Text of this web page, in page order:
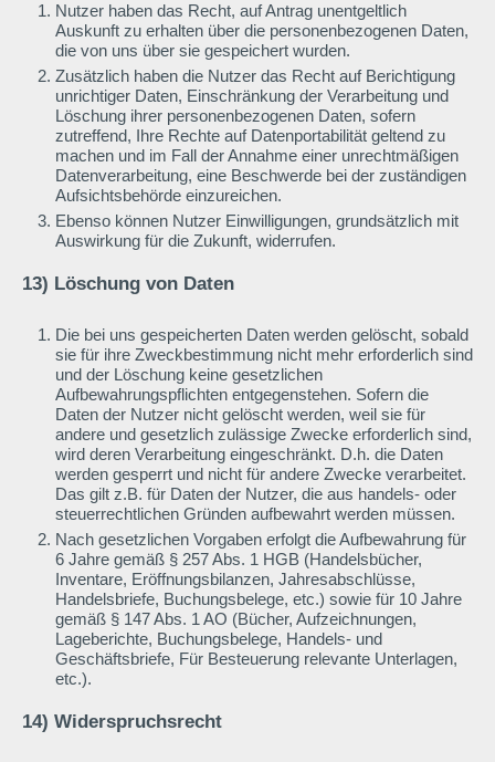
Nutzer haben das Recht, auf Antrag unentgeltlich
Auskunft zu erhalten über die personenbezogenen Daten,
die von uns über sie gespeichert wurden.
Zusätzlich haben die Nutzer das Recht auf Berichtigung
unrichtiger Daten, Einschränkung der Verarbeitung und
Löschung ihrer personenbezogenen Daten, sofern
zutreffend, Ihre Rechte auf Datenportabilität geltend zu
machen und im Fall der Annahme einer unrechtmäßigen
Datenverarbeitung, eine Beschwerde bei der zuständigen
Aufsichtsbehörde einzureichen.
Ebenso können Nutzer Einwilligungen, grundsätzlich mit
Auswirkung für die Zukunft, widerrufen.
13) Löschung von Daten
Die bei uns gespeicherten Daten werden gelöscht, sobald
sie für ihre Zweckbestimmung nicht mehr erforderlich sind
und der Löschung keine gesetzlichen
Aufbewahrungspflichten entgegenstehen. Sofern die
Daten der Nutzer nicht gelöscht werden, weil sie für
andere und gesetzlich zulässige Zwecke erforderlich sind,
wird deren Verarbeitung eingeschränkt. D.h. die Daten
werden gesperrt und nicht für andere Zwecke verarbeitet.
Das gilt z.B. für Daten der Nutzer, die aus handels- oder
steuerrechtlichen Gründen aufbewahrt werden müssen.
Nach gesetzlichen Vorgaben erfolgt die Aufbewahrung für
6 Jahre gemäß § 257 Abs. 1 HGB (Handelsbücher,
Inventare, Eröffnungsbilanzen, Jahresabschlüsse,
Handelsbriefe, Buchungsbelege, etc.) sowie für 10 Jahre
gemäß § 147 Abs. 1 AO (Bücher, Aufzeichnungen,
Lageberichte, Buchungsbelege, Handels- und
Geschäftsbriefe, Für Besteuerung relevante Unterlagen,
etc.).
14) Widerspruchsrecht